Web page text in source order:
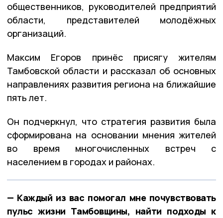
общественников, руководителей предприятий
области, представителей молодёжных
организаций.
Максим Егоров принёс присягу жителям
Тамбовской области и рассказал об основных
направлениях развития региона на ближайшие
пять лет.
Он подчеркнул, что стратегия развития была
сформирована на основании мнения жителей
во время многочисленных встреч с
населением в городах и районах.
— Каждый из вас помогал мне почувствовать
пульс жизни Тамбовщины, найти подходы к